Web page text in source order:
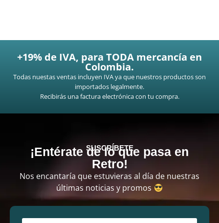
+19% de IVA, para TODA mercancía en
Colombia.
Todas nuestas ventas incluyen IVA ya que nuestros productos son
importados legalmente.
Recibirás una factura electrónica con tu compra.
SUSCRÍBETE
¡Entérate de lo que pasa en
Retro!
Nos encantaría que estuvieras al día de nuestras
últimas noticias y promos